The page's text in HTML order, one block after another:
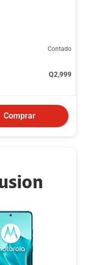
Contado
Q2,999
Comprar